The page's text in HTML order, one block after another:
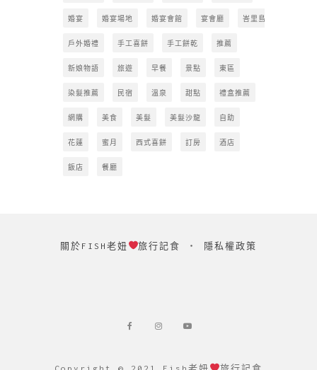
婚宴 婚宴場地 婚宴會館 宴會廳 峇里島
戶外婚禮 手工喜餅 手工餅乾 推薦
新娘物語 旅遊 早餐 景點 東區
染髮推薦 民宿 溫泉 甜點 禮盒推薦
網購 美食 美髮 美髮沙龍 自助
花蓮 蜜月 西式喜餅 訂房 酒店
飯店 餐廳
關於FISH老妞 旅行記食 ‧ 隱私權政策